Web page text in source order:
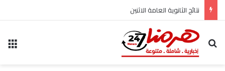
نتائج الثانوية العامة الاثنين
بحث عن